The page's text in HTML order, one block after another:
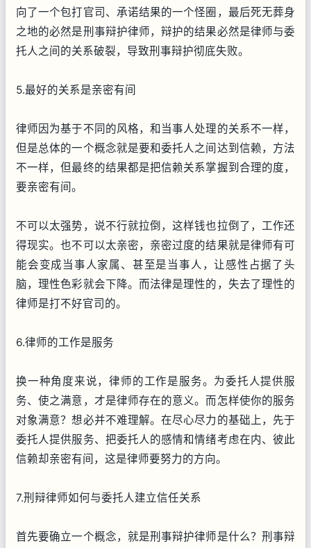
向了一个包打官司、承诺结果的一个怪圈，最后死无葬身
之地的必然是刑事辩护律师，辩护的结果必然是律师与委
托人之间的关系破裂，导致刑事辩护彻底失败。
5.最好的关系是亲密有间
律师因为基于不同的风格，和当事人处理的关系不一样，
但是总体的一个概念就是要和委托人之间达到信赖，方法
不一样，但最终的结果都是把信赖关系掌握到合理的度，
要亲密有间。
不可以太强势，说不行就拉倒，这样钱也拉倒了，工作还
得现实。也不可以太亲密，亲密过度的结果就是律师有可
能会变成当事人家属、甚至是当事人，让感性占据了头
脑，理性色彩就会下降。而法律是理性的，失去了理性的
律师是打不好官司的。
6.律师的工作是服务
换一种角度来说，律师的工作是服务。为委托人提供服
务、使之满意，才是律师存在的意义。而怎样使你的服务
对象满意？想必并不难理解。在尽心尽力的基础上，先于
委托人提供服务、把委托人的感情和情绪考虑在内、彼此
信赖却亲密有间，这是律师要努力的方向。
7.刑辩律师如何与委托人建立信任关系
首先要确立一个概念，就是刑事辩护律师是什么？刑事辩